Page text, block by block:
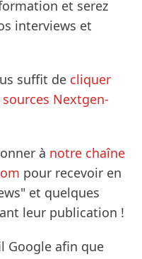
et serez
interviews et
suffit de cliquer
Nextgen-
à notre chaîne
pour recevoir en
et quelques
leur publication !
Google afin que